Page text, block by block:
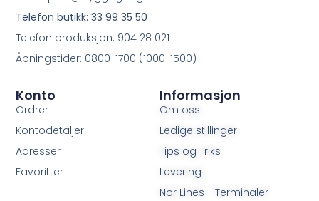
Informasjon
Om oss
Ledige stillinger
Tips og Triks
Levering
Nor Lines - Terminaler
Konto
Ordrer
Kontodetaljer
Adresser
Favoritter
Telefon butikk: 33 99 35 50
Telefon produksjon: 904 28 021
Åpningstider: 0800-1700 (1000-1500)